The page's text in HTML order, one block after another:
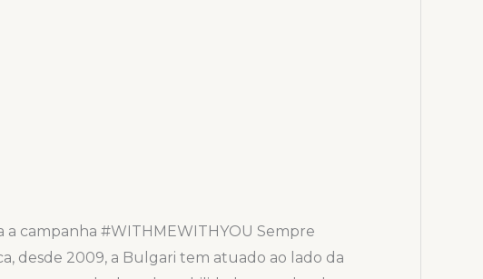
a campanha #WITHMEWITHYOU Sempre
desde 2009, a Bulgari tem atuado ao lado da